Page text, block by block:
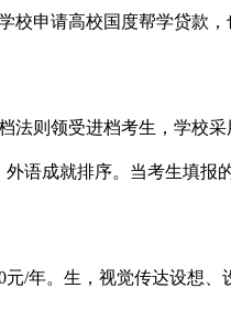
申请高校国度帮学贷款，
则领受进档考生，学校采
语成就排序。当考生填
。生，视觉传达设想、